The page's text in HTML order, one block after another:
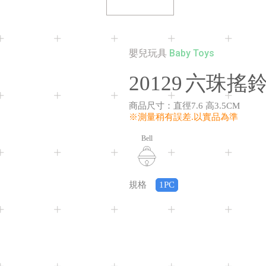
嬰兒玩具 Baby Toys
20129 六珠搖
商品尺寸 ： 直徑7.6 高3.5CM
※測量稍有誤差.以實品為準
Bell
規格 1PC